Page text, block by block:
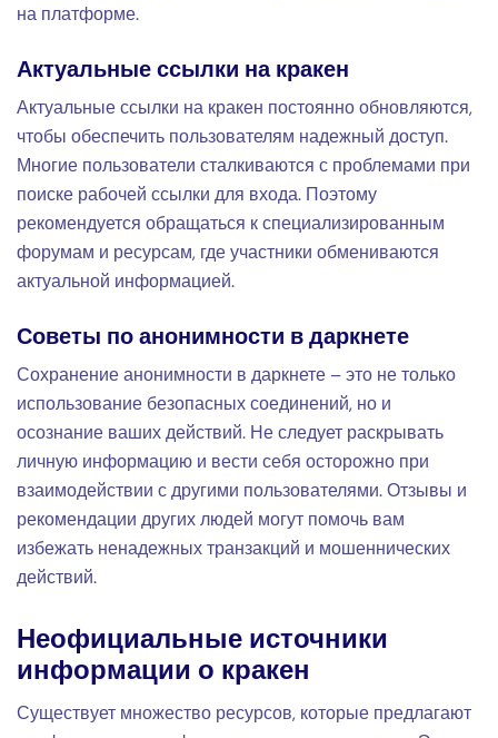
на платформе.
Актуальные ссылки на кракен
Актуальные ссылки на кракен постоянно обновляются,
чтобы обеспечить пользователям надежный доступ.
Многие пользователи сталкиваются с проблемами при
поиске рабочей ссылки для входа. Поэтому
рекомендуется обращаться к специализированным
форумам и ресурсам, где участники обмениваются
актуальной информацией.
Советы по анонимности в даркнете
Сохранение анонимности в даркнете – это не только
использование безопасных соединений, но и
осознание ваших действий. Не следует раскрывать
личную информацию и вести себя осторожно при
взаимодействии с другими пользователями. Отзывы и
рекомендации других людей могут помочь вам
избежать ненадежных транзакций и мошеннических
действий.
Неофициальные источники
информации о кракен
Существует множество ресурсов, которые предлагают